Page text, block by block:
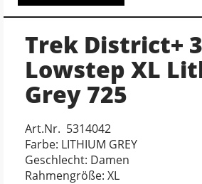
Trek District+ 3
Lowstep XL
Grey 725
Art.Nr. 5314042
Farbe: LITHIUM GREY
Geschlecht: Damen
Rahmengröße: XL